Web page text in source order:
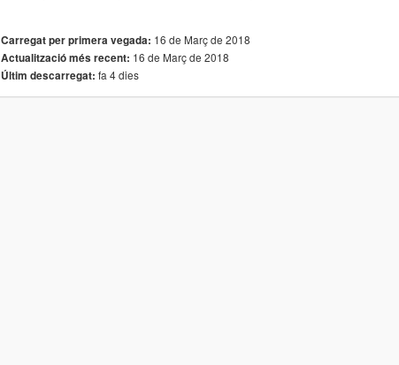
Carregat per primera vegada: 16 de Març de 2018
Actualització més recent: 16 de Març de 2018
Últim descarregat: fa 4 dies